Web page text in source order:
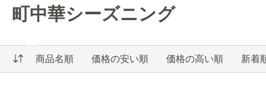
町中華シーズニング
商品名順 価格の安い順 価格の高い順 新着